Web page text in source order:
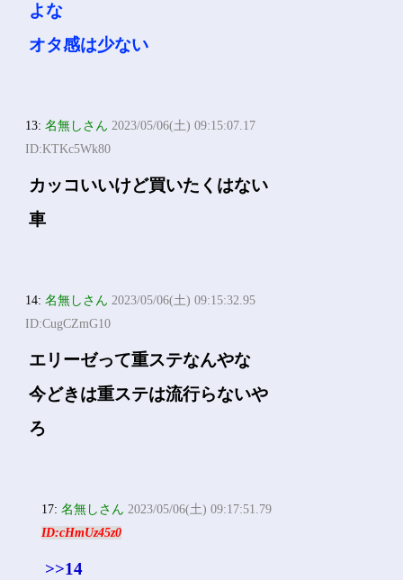
よな
オタ感は少ない
13:名無しさん 2023/05/06(土) 09:15:07.17
ID:KTKc5Wk80
カッコいいけど買いたくはない
車
14:名無しさん 2023/05/06(土) 09:15:32.95
ID:CugCZmG10
エリーゼって重ステなんやな
今どきは重ステは流行らないや
ろ
17:名無しさん 2023/05/06(土) 09:17:51.79
ID:cHmUz45z0
>>14